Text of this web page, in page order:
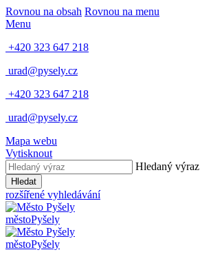
Rovnou na obsah Rovnou na menu
Menu
+420 323 647 218
urad@pysely.cz
+420 323 647 218
urad@pysely.cz
Mapa webu
Vytisknout
Hledaný výraz
Hledat
rozšířené vyhledávání
městoPyšely
městoPyšely